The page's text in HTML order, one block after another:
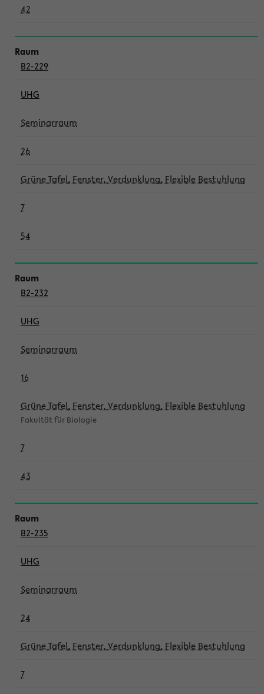
42
B2-229
UHG
Seminarraum
26
Grüne Tafel, Fenster, Verdunklung, Flexible Bestuhlung
7
54
B2-232
UHG
Seminarraum
16
Grüne Tafel, Fenster, Verdunklung, Flexible Bestuhlung
Fakultät für Biologie
7
43
B2-235
UHG
Seminarraum
24
Grüne Tafel, Fenster, Verdunklung, Flexible Bestuhlung
7